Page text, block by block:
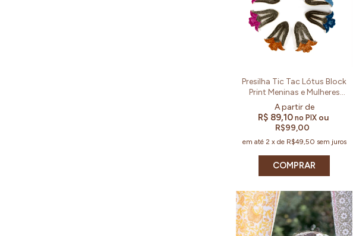
Presilha Tic Tac Lótus Block
Print Meninas e Mulheres
(Kit e Par)
R$ 89,10no PIX ou
R$99,00
em até 2 x de R$49,50 sem juros
COMPRAR